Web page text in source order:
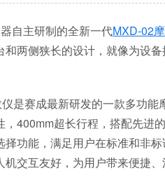
主研制的全新一代MXD-02
两侧狭长的设计，就像为设
赛成最新研发的一款多功能
400mm超长行程，搭配先进
择功能，满足用户在标准和非
机交互友好，为用户带来便捷